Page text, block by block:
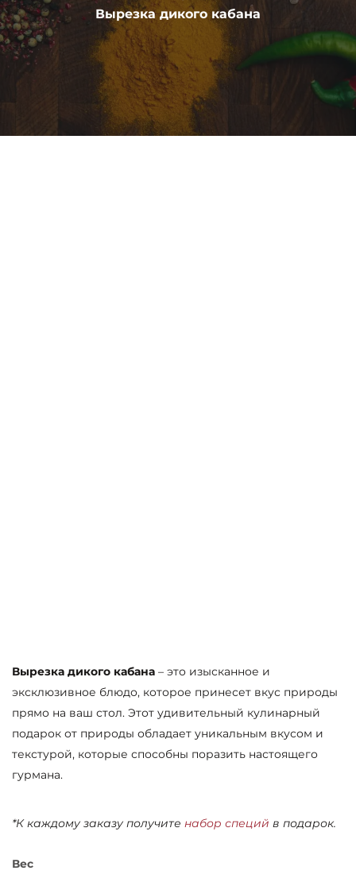
Вырезка дикого кабана
Вырезка дикого кабана – это изысканное и
эксклюзивное блюдо, которое принесет вкус природы
прямо на ваш стол. Этот удивительный кулинарный
подарок от природы обладает уникальным вкусом и
текстурой, которые способны поразить настоящего
гурмана.
*К каждому заказу получите набор специй в подарок.
Вес